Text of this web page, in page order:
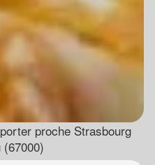
proche Strasbourg
(67000)